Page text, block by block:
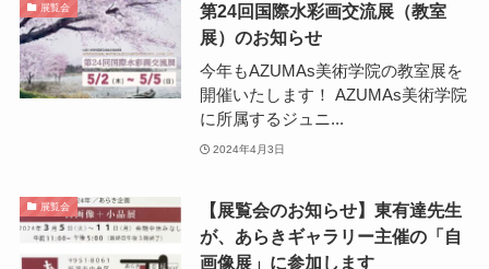
展覧会
第24回国際水彩画交流展（教室
展）のお知らせ
今年もAZUMAs美術学院の教室展を
開催いたします！ AZUMAs美術学院
に所属するジュニ...
2024年4月3日
展覧会
【展覧会のお知らせ】東有達先生
が、あらきギャラリー主催の「自
画像展」に参加します